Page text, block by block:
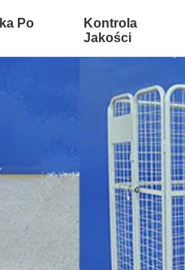
Po
Kontrola
Jakości